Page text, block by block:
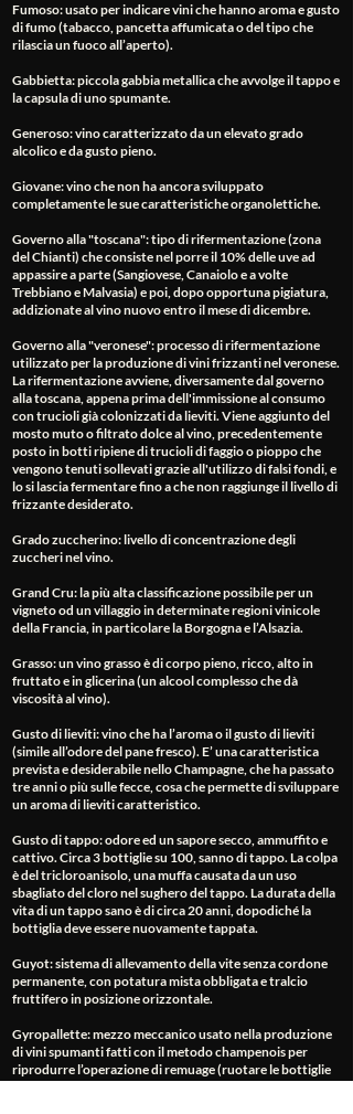
Fumoso: usato per indicare vini che hanno aroma e gusto
di fumo (tabacco, pancetta affumicata o del tipo che
rilascia un fuoco all’aperto).
Gabbietta: piccola gabbia metallica che avvolge il tappo e
la capsula di uno spumante.
Generoso: vino caratterizzato da un elevato grado
alcolico e da gusto pieno.
Giovane: vino che non ha ancora sviluppato
completamente le sue caratteristiche organolettiche.
Governo alla "toscana": tipo di rifermentazione (zona
del Chianti) che consiste nel porre il 10% delle uve ad
appassire a parte (Sangiovese, Canaiolo e a volte
Trebbiano e Malvasia) e poi, dopo opportuna pigiatura,
addizionate al vino nuovo entro il mese di dicembre.
Governo alla "veronese": processo di rifermentazione
utilizzato per la produzione di vini frizzanti nel veronese.
La rifermentazione avviene, diversamente dal governo
alla toscana, appena prima dell'immissione al consumo
con trucioli già colonizzati da lieviti. Viene aggiunto del
mosto muto o filtrato dolce al vino, precedentemente
posto in botti ripiene di trucioli di faggio o pioppo che
vengono tenuti sollevati grazie all'utilizzo di falsi fondi, e
lo si lascia fermentare fino a che non raggiunge il livello di
frizzante desiderato.
Grado zuccherino: livello di concentrazione degli
zuccheri nel vino.
Grand Cru: la più alta classificazione possibile per un
vigneto od un villaggio in determinate regioni vinicole
della Francia, in particolare la Borgogna e l’Alsazia.
Grasso: un vino grasso è di corpo pieno, ricco, alto in
fruttato e in glicerina (un alcool complesso che dà
viscosità al vino).
Gusto di lieviti: vino che ha l’aroma o il gusto di lieviti
(simile all’odore del pane fresco). E’ una caratteristica
prevista e desiderabile nello Champagne, che ha passato
tre anni o più sulle fecce, cosa che permette di sviluppare
un aroma di lieviti caratteristico.
Gusto di tappo: odore ed un sapore secco, ammuffito e
cattivo. Circa 3 bottiglie su 100, sanno di tappo. La colpa
è del tricloroanisolo, una muffa causata da un uso
sbagliato del cloro nel sughero del tappo. La durata della
vita di un tappo sano è di circa 20 anni, dopodiché la
bottiglia deve essere nuovamente tappata.
Guyot: sistema di allevamento della vite senza cordone
permanente, con potatura mista obbligata e tralcio
fruttifero in posizione orizzontale.
Gyropallette: mezzo meccanico usato nella produzione
di vini spumanti fatti con il metodo champenois per
riprodurre l’operazione di remuage (ruotare le bottiglie